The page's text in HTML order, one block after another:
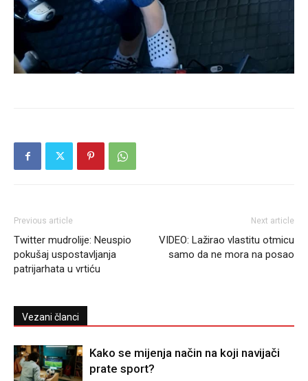
Previous article
Twitter mudrolije: Neuspio
pokušaj uspostavljanja
patrijarhata u vrtiću
Next article
VIDEO: Lažirao vlastitu otmicu
samo da ne mora na posao
Vezani članci
Kako se mijenja način na koji navijači
prate sport?